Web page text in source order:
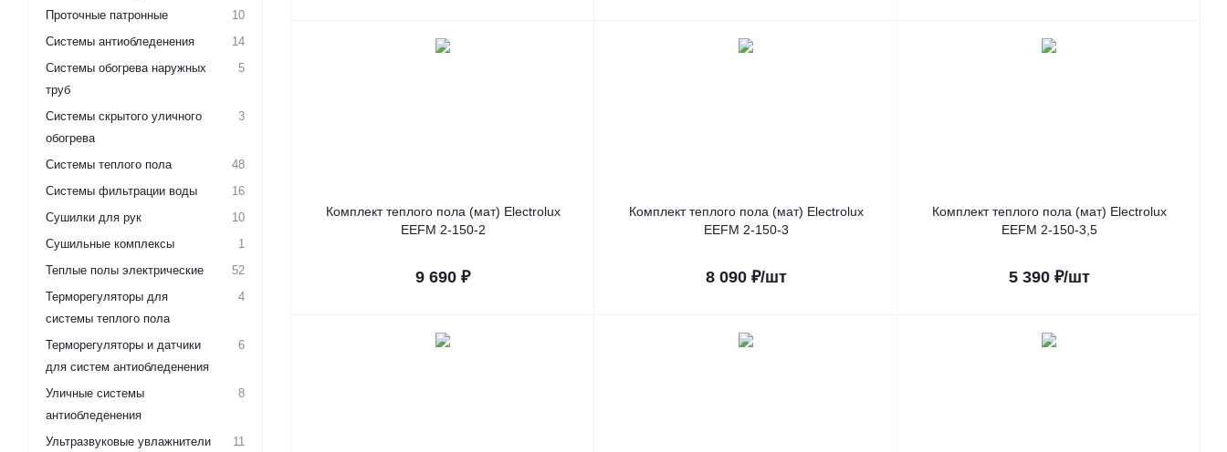
Комплект теплого пола (мат) Electrolux
EEFM 2-150-2
9 690 ₽
Комплект теплого пола (мат) Electrolux
EEFM 2-150-3
8 090₽/шт
Комплект теплого пола (мат) Electrolux
EEFM 2-150-3,5
5 390₽/шт
Проточные патронные
10
Системы антиобледенения
14
Системы обогрева наружных
труб
5
Системы скрытого уличного
обогрева
3
Системы теплого пола
48
Системы фильтрации воды
16
Сушилки для рук
10
Сушильные комплексы
1
Теплые полы электрические
52
Терморегуляторы для
системы теплого пола
4
Терморегуляторы и датчики
для систем антиобледенения
6
Уличные системы
антиобледенения
8
Ультразвуковые увлажнители
11